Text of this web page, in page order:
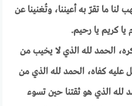
ما تقرّ به أعيننا، وتُغنينا عن
كريم يا رحيم.
الحمد لله الذي لا يخيب من
عليه كفاه، الحمد لله الذي من
لله الذي هو ثقتنا حين تسوء